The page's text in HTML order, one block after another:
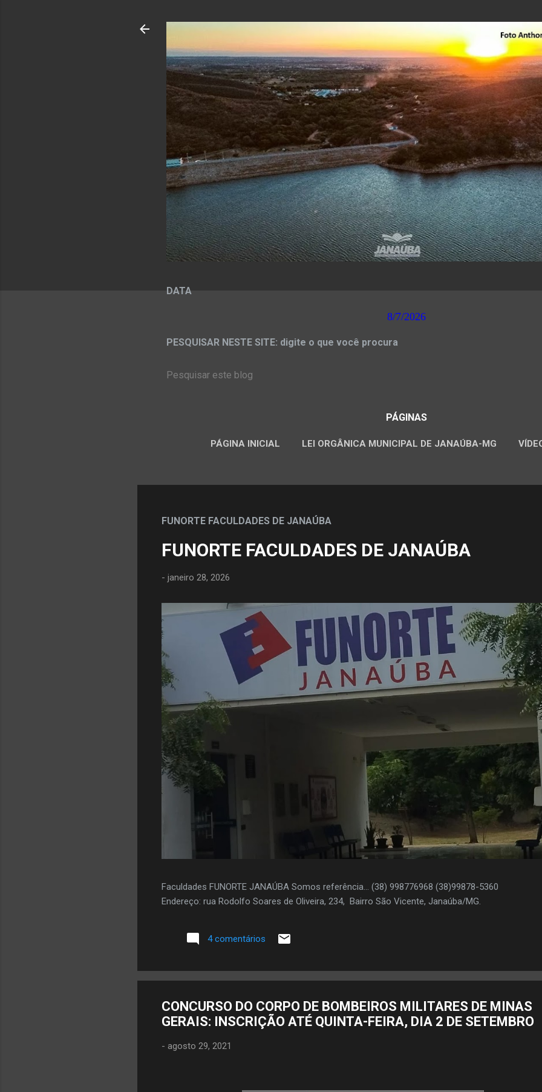
DATA
8/7/2026
PESQUISAR NESTE SITE: digite o que você procura
PÁGINAS
PÁGINA INICIAL LEI ORGÂNICA MUNICIPAL DE JANAÚBA-MG
FUNORTE FACULDADES DE JANAÚBA
FUNORTE FACULDADES DE JANAÚBA
- janeiro 28, 2026
Faculdades FUNORTE JANAÚBA Somos referência... (38) 998776968 (38)99878-5360
Endereço: rua Rodolfo Soares de Oliveira, 234, Bairro São Vicente, Janaúba/MG.
4 comentários
CONCURSO DO CORPO DE BOMBEIROS MILITARES DE MINAS
GERAIS: INSCRIÇÃO ATÉ QUINTA-FEIRA, DIA 2 DE SETEMBRO
- agosto 29, 2021